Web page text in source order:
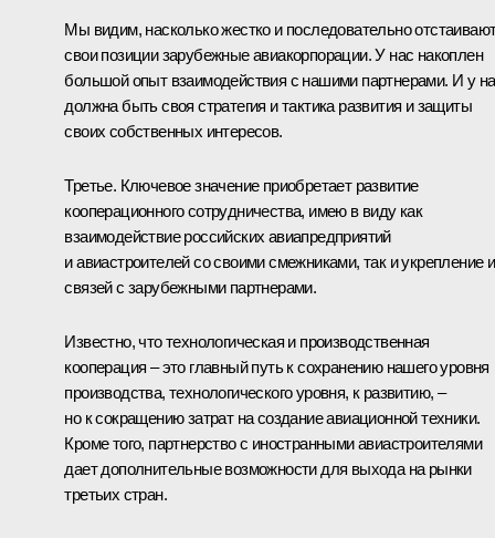
Мы видим, насколько жестко и последовательно
свои позиции зарубежные авиакорпорации. У нас накоплен
большой опыт взаимодействия с нашими партнерами. И у
должна быть своя стратегия и тактика развития и защиты
своих собственных интересов.
Третье. Ключевое значение приобретает развитие
кооперационного сотрудничества, имею в виду как
взаимодействие российских авиапредприятий
и авиастроителей со своими смежниками, так и укрепление
связей с зарубежными партнерами.
Известно, что технологическая и производственная
кооперация – это главный путь к сохранению нашего уровня
производства, технологического уровня, к развитию, –
но к сокращению затрат на создание авиационной техники.
Кроме того, партнерство с иностранными авиастроителями
дает дополнительные возможности для выхода на рынки
третьих стран.